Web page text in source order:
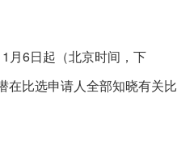
月 6日起（北京时间，下
在比选申请人全部知晓有关比